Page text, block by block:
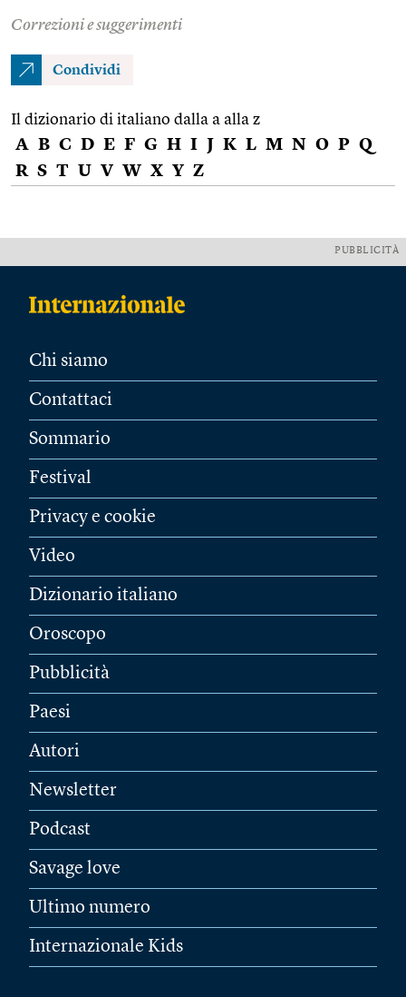
Correzioni e suggerimenti
Condividi
Il dizionario di italiano dalla a alla z
A B C D E F G H I J K L M N O P Q
R S T U V W X Y Z
PUBBLICITÀ
Chi siamo
Contattaci
Sommario
Festival
Privacy e cookie
Video
Dizionario italiano
Oroscopo
Pubblicità
Paesi
Autori
Newsletter
Podcast
Savage love
Ultimo numero
Internazionale Kids